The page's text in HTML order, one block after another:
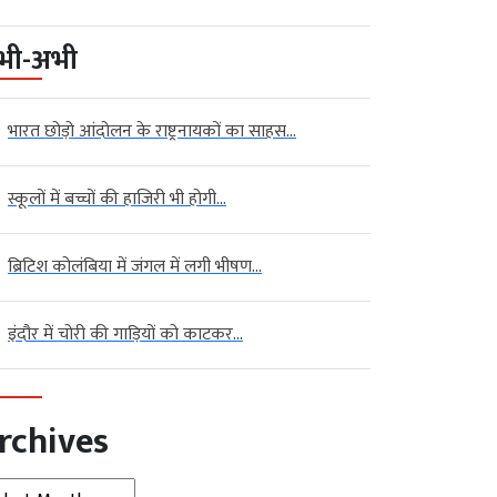
अभी
भारत छोड़ो आंदोलन के राष्ट्रनायकों का साहस...
स्कूलों में बच्चों की हाजिरी भी होगी...
ब्रिटिश कोलंबिया में जंगल में लगी भीषण...
इंदौर में चोरी की गाड़ियों को काटकर...